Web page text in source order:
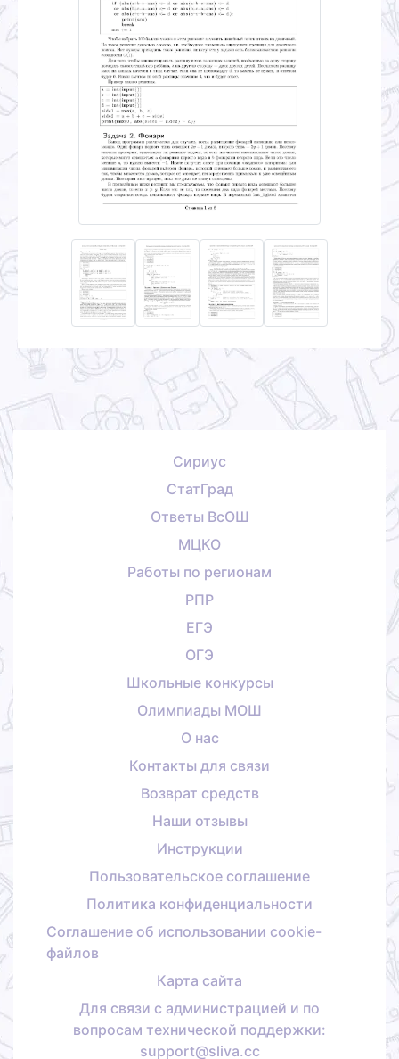
Сириус
СтатГрад
Ответы ВсОШ
МЦКО
Работы по регионам
РПР
ЕГЭ
ОГЭ
Школьные конкурсы
Олимпиады МОШ
О нас
Контакты для связи
Возврат средств
Наши отзывы
Инструкции
Пользовательское соглашение
Политика конфиденциальности
Соглашение об использовании cookie-
файлов
Карта сайта
Для связи с администрацией и по
вопросам технической поддержки:
support@sliva.cc